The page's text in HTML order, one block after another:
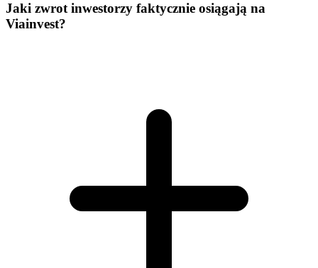
Jaki zwrot inwestorzy faktycznie osiągają na
Viainvest?